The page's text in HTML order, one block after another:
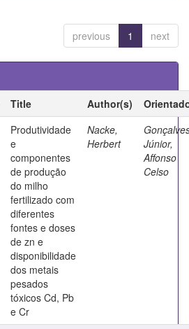
previous 1 next
Title Author(s)
Produtividade
e
componentes
de produção
do milho
fertilizado com
diferentes
fontes e doses
de zn e
disponibilidade
dos metais
pesados
tóxicos Cd, Pb
e Cr
Nacke,
Herbert
Júnior,
Affonso
Celso